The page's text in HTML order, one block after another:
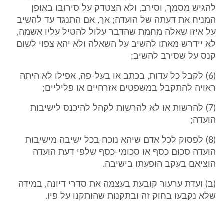
להגיש מסמך, וסירב, ולא הצטדק על סירובו באופן
המניח את דעתה של הועדה; אך, אם התנגד עד להשיב
על איזו שאלה מחמת שהדבר עלול להטיל עליו אשמה,
לא יידרש מאתו להשיב על השאלה ולא יהא צפוי לשום
קנס על שסירב להשיב;
(6) לקבל כל עדות, בכתב או בעל-פה, אפילו לא היתה
ראויה להתקבל במשפטים אזרחיים או פליליים;
(7) להרשות או לא להרשות לקהל להיכנס לישיבות
הועדה;
(8) לפסוק לכל אדם שיהא נוכח בכל ישיבה מישיבות
הועדה סכום כסף או סכומי-כסף שלפי דעת הועדה
הוציאם בעקב הופעתו בישיבה.
(ב) ועדת ערעור קובעת בעצמה את סדרי דיונה, במידה
שלא נקבעו בחוק זה ובתקנות שהותקנו על פיו.